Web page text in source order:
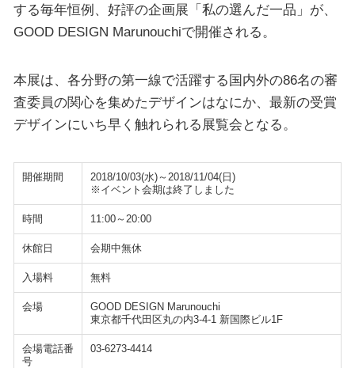
する毎年恒例、好評の企画展「私の選んだ一品」が、
GOOD DESIGN Marunouchiで開催される。
本展は、各分野の第一線で活躍する国内外の86名の審
査委員の関心を集めたデザインはなにか、最新の受賞
デザインにいち早く触れられる展覧会となる。
開催期間
2018/10/03(水)～2018/11/04(日)
※イベント会期は終了しました
時間 11:00～20:00
休館日 会期中無休
入場料 無料
会場
GOOD DESIGN Marunouchi
東京都千代田区丸の内3-4-1 新国際ビル1F
会場電話番
号
03-6273-4414